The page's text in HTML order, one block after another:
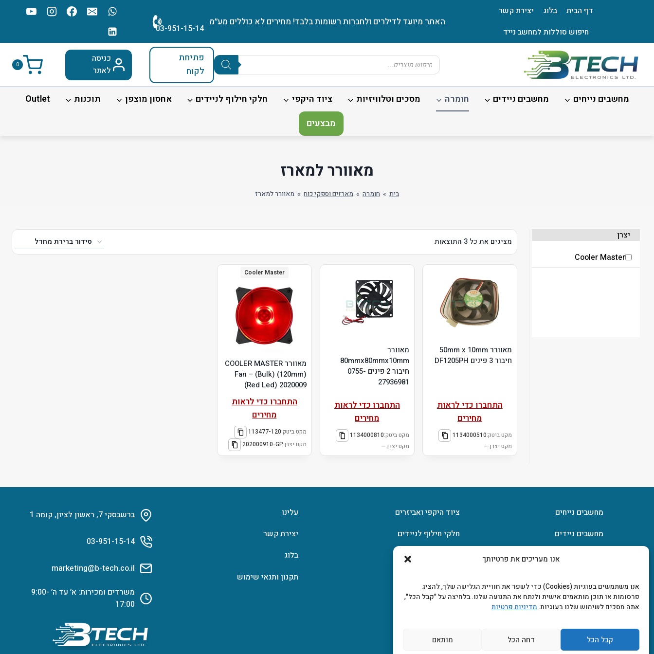
אנו מעריכים את פרטיותך
אנו משתמשים בעוגיות (Cookies) כדי לשפר את חוויית הגלישה שלך, להציג
פרסומות או תוכן מותאמים אישית ולנתח את התנועה שלנו. בלחיצה על "קבל הכל",
אתה מסכים לשימוש שלנו בעוגיות.מדיניות פרטיות
קבל הכל דחה הכל מותאם
דף הבית בלוג
יצירת קשר
חיפוש סוללות למחשב נייד
האתר מיועד לדילרים ולחברות רשומות בלבד! מחירים לא כוללים מע׳׳מ
03-951-15-14
Products
search
פתיחת
לקוח
כניסה
לאתר
0
מחשבים נייחים מחשבים ניידים חומרה מסכים וטלוויזיות ציוד היקפי חלקי חילוף לניידים אחסון מוצפן תוכנות
Outlet
מבצעים
מאוורר למארז
בית » חומרה » מארזים וספקי כוח » מאוורר למארז
מציגים את כל ⁦3⁩ התוצאות
מאוורר 50mm x 10mm
חיבור 3 פינים DF1205PH
התחברו כדי לראות
מחירים
מקט ביטק:1134000510
מקט יצרן:—
מאוורר
80mmx80mmx10mm
חיבור 2 פינים 0755-
27936981
התחברו כדי לראות
מחירים
מקט ביטק:1134000810
מקט יצרן:—
Cooler Master
מאוורר COOLER MASTER
Fan – (Bulk) (120mm)
(Red Led) 2020009
התחברו כדי לראות
מחירים
מקט ביטק:113477-120
מקט יצרן:202000910-GP
יצרן
Cooler Master
מחשבים נייחים
מחשבים ניידים
ציוד היקפי ואביזרים
חלקי חילוף לניידים
עלינו
יצירת קשר
בלוג
תקנון ותנאי שימוש
ברשבסקי 7, ראשון לציון, קומה 1
03-951-15-14
marketing@b-tech.co.il
משרדים ומכירות: א’ עד ה’ 9:00-
17:00